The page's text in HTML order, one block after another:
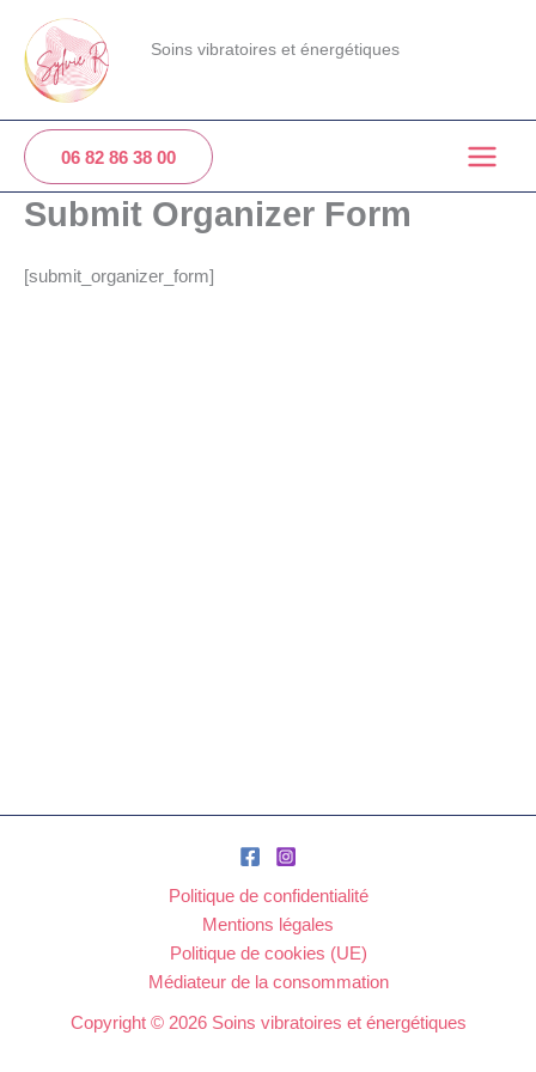
contenu
Soins vibratoires et énergétiques
06 82 86 38 00
Submit Organizer Form
[submit_organizer_form]
Politique de confidentialité
Mentions légales
Politique de cookies (UE)
Médiateur de la consommation
Copyright © 2026 Soins vibratoires et énergétiques